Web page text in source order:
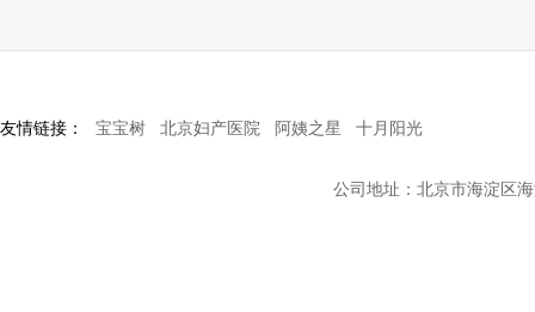
友情链接： 宝宝树 北京妇产医院 阿姨之星 十月阳光
公司地址：北京市海淀区